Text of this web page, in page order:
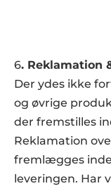
6. Reklamation
Der ydes ikke
og øvrige
der fremstilles
Reklamation
fremlægges
leveringen. Har